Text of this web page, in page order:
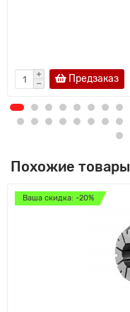
Предзаказ
Похожие товары
Ваша скидка: -20%